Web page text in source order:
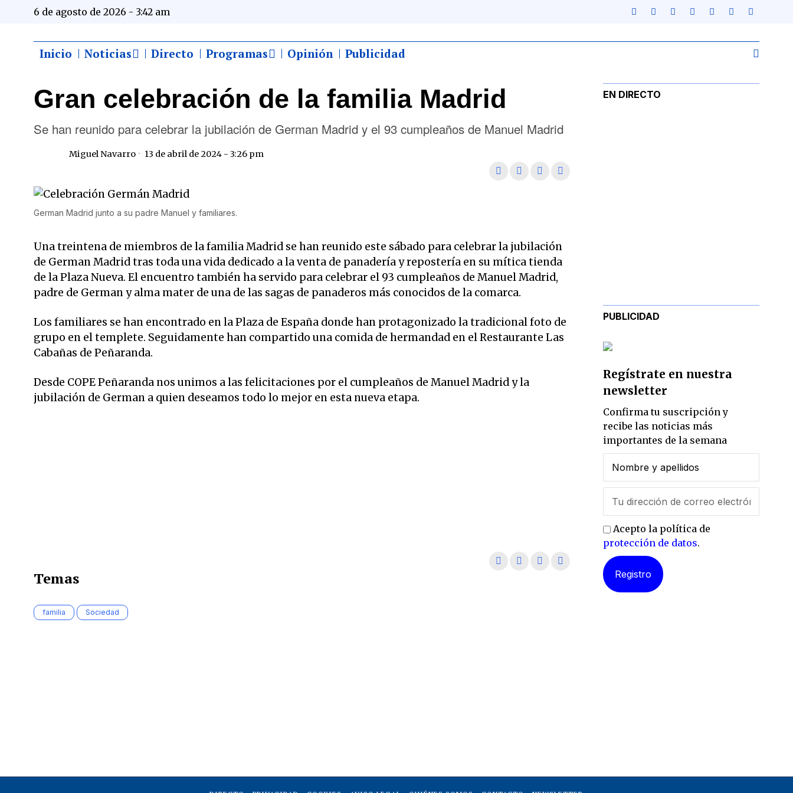
6 de agosto de 2026 - 3:42 am
Inicio Noticias Directo Programas Opinión Publicidad
Gran celebración de la familia Madrid
Se han reunido para celebrar la jubilación de German Madrid y el 93 cumpleaños de Manuel Madrid
Miguel Navarro 13 de abril de 2024 - 3:26 pm
German Madrid junto a su padre Manuel y familiares.
Una treintena de miembros de la familia Madrid se han reunido este sábado para celebrar la jubilación
de German Madrid tras toda una vida dedicado a la venta de panadería y repostería en su mítica tienda
de la Plaza Nueva. El encuentro también ha servido para celebrar el 93 cumpleaños de Manuel Madrid,
padre de German y alma mater de una de las sagas de panaderos más conocidos de la comarca.
Los familiares se han encontrado en la Plaza de España donde han protagonizado la tradicional foto de
grupo en el templete. Seguidamente han compartido una comida de hermandad en el Restaurante Las
Cabañas de Peñaranda.
Desde COPE Peñaranda nos unimos a las felicitaciones por el cumpleaños de Manuel Madrid y la
jubilación de German a quien deseamos todo lo mejor en esta nueva etapa.
Temas
familia Sociedad
EN DIRECTO
PUBLICIDAD
Regístrate en nuestra
newsletter
Confirma tu suscripción y
recibe las noticias más
importantes de la semana
Acepto la política de
protección de datos.